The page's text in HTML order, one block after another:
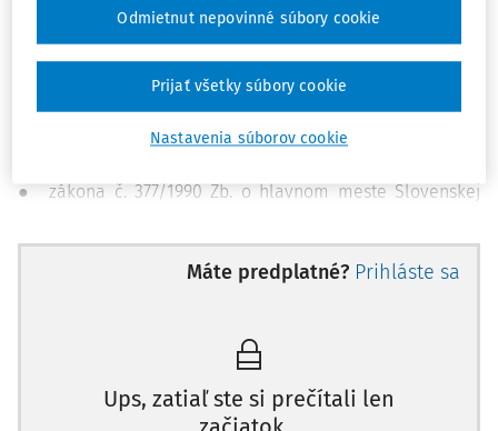
● zákona č. 552/2003 Z. z. o výkone práce vo verejnom
záujme v z. n. p., podľa ktorého zamestnávateľ vydá
zástupcov zamestnancov, inak je neplatný (§ 12),
● zákona č. 377/1990 Zb. o hlavnom meste Slovenskej
mesta vydáva pracovný poriadok (§ 12 ods. 6) a starosta
mestskej časti vydáva pracovný poriadok (§ 17 ods. 5),
ktorého primátor mesta vydáva pracovný poriadok [§ 11
ods. 2 písm. e)] a starosta mestskej časti vydáva pracovný
poriadok [§ 15 ods. 2 písm. f)].
Máte predplatné? Prihláste sa
Ups, zatiaľ ste si prečítali len
Nastavenia súborov cookie
Odmietnut nepovinné súbory cookie
Prijať všetky súbory cookie